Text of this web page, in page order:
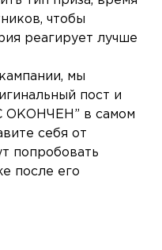
чтобы
реагирует лучше
мы
пост и
ОКОНЧЕН” в самом
себя от
попробовать
после его